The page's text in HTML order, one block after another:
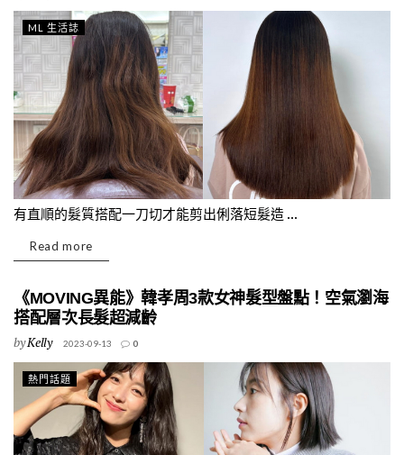
ML 生活誌
有直順的髮質搭配一刀切才能剪出俐落短髮造 ...
Read more
《MOVING異能》韓孝周3款女神髮型盤點！空氣瀏海
搭配層次長髮超減齡
byKelly 2023-09-13 0
熱門話題